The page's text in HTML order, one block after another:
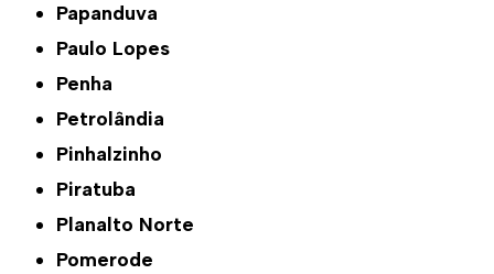
Papanduva
Paulo Lopes
Penha
Petrolândia
Pinhalzinho
Piratuba
Planalto Norte
Pomerode